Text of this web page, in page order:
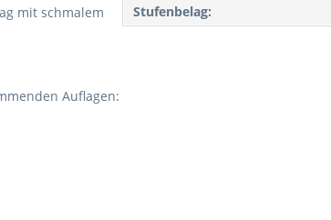
Stufenbelag:
mit schmalem
Auflagen: